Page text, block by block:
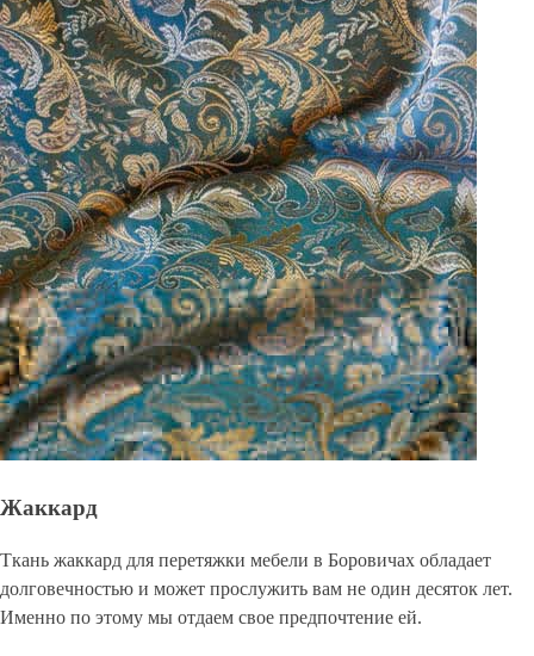
Жаккард
Ткань жаккард для перетяжки мебели в Боровичах обладает
долговечностью и может прослужить вам не один десяток лет.
Именно по этому мы отдаем свое предпочтение ей.